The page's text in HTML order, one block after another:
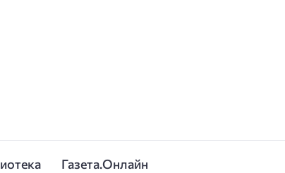
Газета.Онлайн